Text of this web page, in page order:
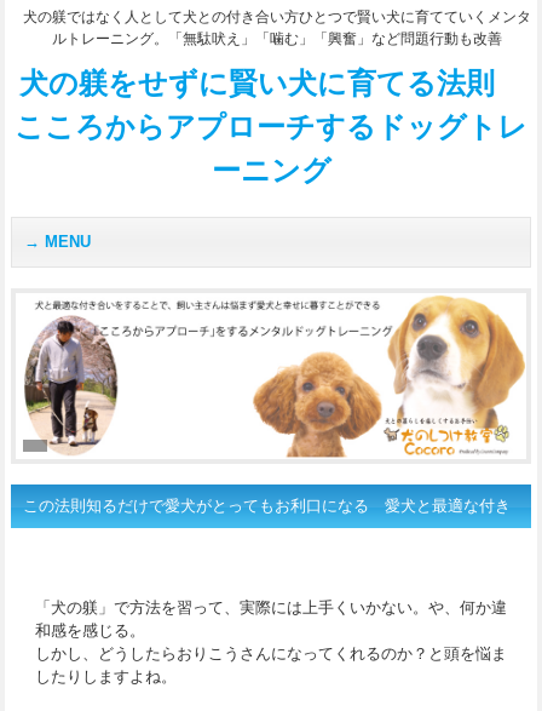
犬の躾ではなく人として犬との付き合い方ひとつで賢い犬に育てていくメンタ
ルトレーニング。「無駄吠え」「噛む」「興奮」など問題行動も改善
犬の躾をせずに賢い犬に育てる法則
こころからアプローチするドッグトレ
ーニング
MENU
この法則知るだけで愛犬がとってもお利口になる 愛犬と最適な付き
「犬の躾」で方法を習って、実際には上手くいかない。や、何か違
和感を感じる。
しかし、どうしたらおりこうさんになってくれるのか？と頭を悩ま
したりしますよね。